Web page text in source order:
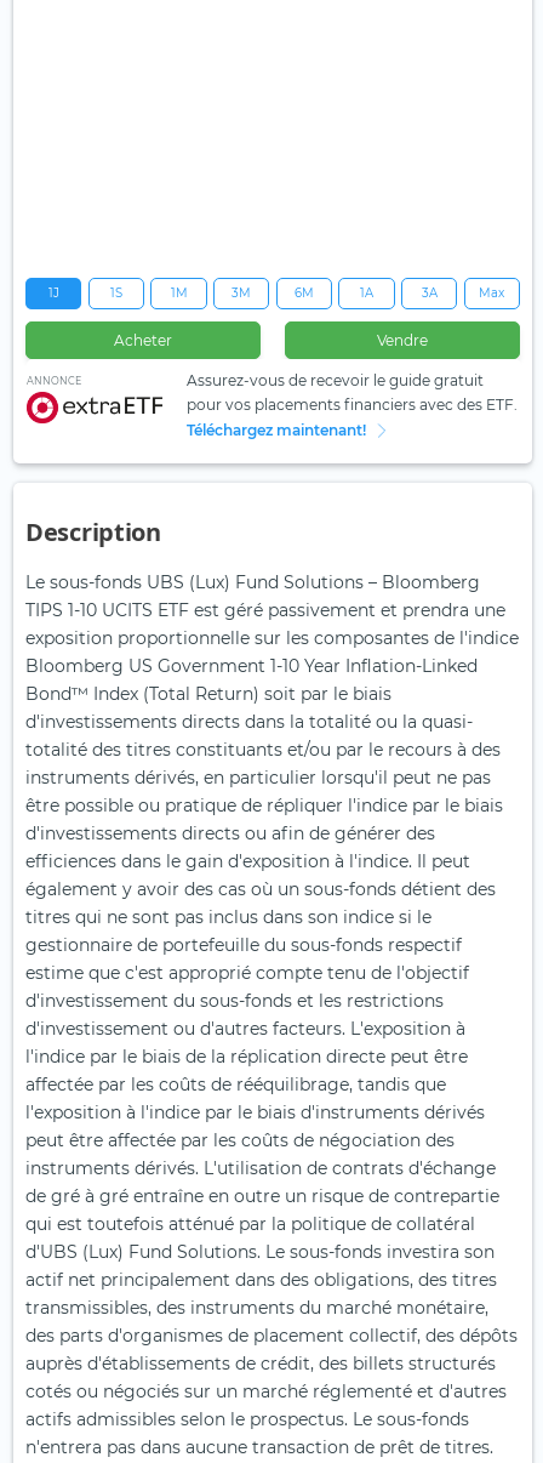
1J 1S 1M 3M 6M 1A 3A Max
Acheter Vendre
ANNONCE
Assurez-vous de recevoir le guide gratuit
pour vos placements financiers avec des ETF.
Téléchargez maintenant!
Description
Le sous-fonds UBS (Lux) Fund Solutions – Bloomberg
TIPS 1-10 UCITS ETF est géré passivement et prendra une
exposition proportionnelle sur les composantes de l'indice
Bloomberg US Government 1-10 Year Inflation-Linked
Bond™ Index (Total Return) soit par le biais
d'investissements directs dans la totalité ou la quasi-
totalité des titres constituants et/ou par le recours à des
instruments dérivés, en particulier lorsqu'il peut ne pas
être possible ou pratique de répliquer l'indice par le biais
d'investissements directs ou afin de générer des
efficiences dans le gain d'exposition à l'indice. Il peut
également y avoir des cas où un sous-fonds détient des
titres qui ne sont pas inclus dans son indice si le
gestionnaire de portefeuille du sous-fonds respectif
estime que c'est approprié compte tenu de l'objectif
d'investissement du sous-fonds et les restrictions
d'investissement ou d'autres facteurs. L'exposition à
l'indice par le biais de la réplication directe peut être
affectée par les coûts de rééquilibrage, tandis que
l'exposition à l'indice par le biais d'instruments dérivés
peut être affectée par les coûts de négociation des
instruments dérivés. L'utilisation de contrats d'échange
de gré à gré entraîne en outre un risque de contrepartie
qui est toutefois atténué par la politique de collatéral
d'UBS (Lux) Fund Solutions. Le sous-fonds investira son
actif net principalement dans des obligations, des titres
transmissibles, des instruments du marché monétaire,
des parts d'organismes de placement collectif, des dépôts
auprès d'établissements de crédit, des billets structurés
cotés ou négociés sur un marché réglementé et d'autres
actifs admissibles selon le prospectus. Le sous-fonds
n'entrera pas dans aucune transaction de prêt de titres.